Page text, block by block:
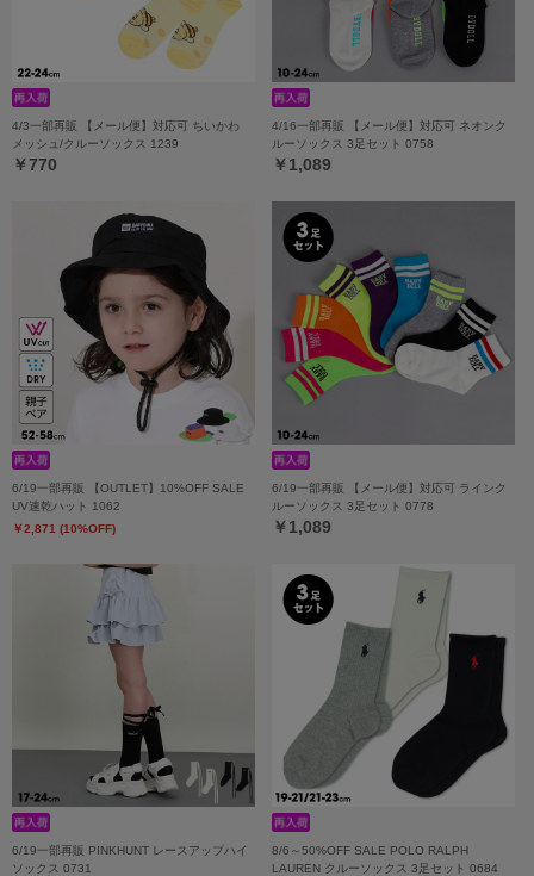
4/3一部再販 【メール便】対応可 ちいかわ
メッシュ/クルーソックス 1239
￥770
4/16一部再販 【メール便】対応可 ネオンク
ルーソックス 3足セット 0758
￥1,089
6/19一部再販 【OUTLET】10%OFF SALE
UV速乾ハット 1062
￥2,871 (10%OFF)
6/19一部再販 【メール便】対応可 ラインク
ルーソックス 3足セット 0778
￥1,089
6/19一部再販 PINKHUNT レースアップハイ
ソックス 0731
8/6～50%OFF SALE POLO RALPH
LAUREN クルーソックス 3足セット 0684